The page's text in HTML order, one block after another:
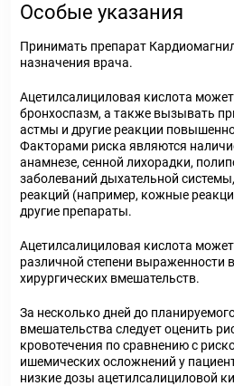
Особые указания
Принимать препарат
назначения врача.
Ацетилсалициловая кислота
бронхоспазм, а также вызывать
астмы и другие реакции
Факторами риска являются
анамнезе, сенной лихорадки,
заболеваний дыхательной
реакций (например, кожные
другие препараты.
Ацетилсалициловая кислота
различной степени выраженности
хирургических вмешательств.
За несколько дней до
вмешательства следует оценить
кровотечения по сравнению с
ишемических осложнений у
низкие дозы ацетилсалициловой